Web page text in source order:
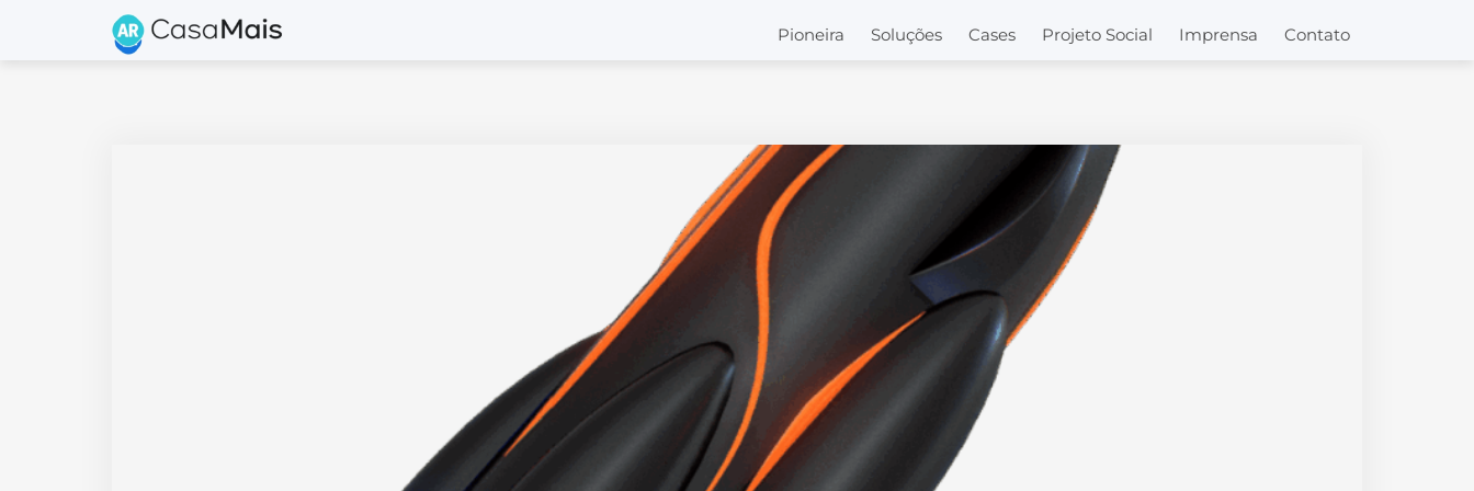
Pioneira Soluções Cases Projeto Social Imprensa Contato